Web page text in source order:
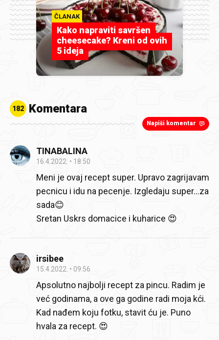
ČLANAK
Kako napraviti savršen
cheesecake? Kreni od ovih
5 ideja
182 Komentara
Napiši komentar
TINABALINA
16.4.2022. 18:50
Meni je ovaj recept super. Upravo zagrijavam
pecnicu i idu na pecenje. Izgledaju super...za
sada😊
Sretan Uskrs domacice i kuharice 😍
irsibee
15.4.2022. 09:56
Apsolutno najbolji recept za pincu. Radim je
već godinama, a ove ga godine radi moja kći.
Kad nađem koju fotku, stavit ću je. Puno
hvala za recept. 😍